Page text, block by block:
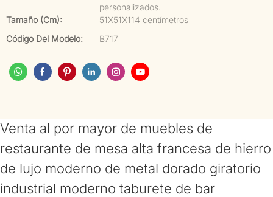
personalizados.
Tamaño (cm):
51X51X114 centímetros
Código Del Modelo:
B717
Venta al por mayor de muebles de
restaurante de mesa alta francesa de hierro
de lujo moderno de metal dorado giratorio
industrial moderno taburete de bar